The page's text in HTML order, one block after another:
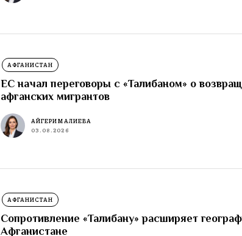
АФГАНИСТАН
ЕС начал переговоры с «Талибаном» о
афганских мигрантов
АЙГЕРИМ АЛИЕВА
03.08.2026
АФГАНИСТАН
Сопротивление «Талибану» расширяет
Афганистане